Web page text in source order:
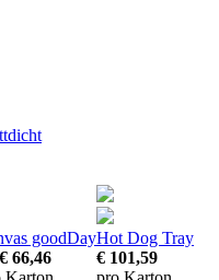
goodDay
€ 66,46
Hot Dog Tray
€ 101,59